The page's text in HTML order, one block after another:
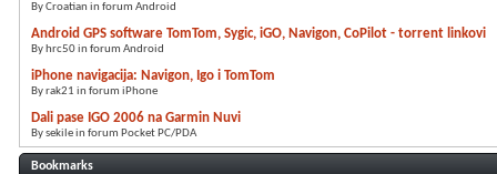
By Croatian in forum Android
Android GPS software TomTom, Sygic, iGO, Navigon, CoPilot - torrent linkovi
By hrc50 in forum Android
iPhone navigacija: Navigon, Igo i TomTom
By rak21 in forum iPhone
Dali pase IGO 2006 na Garmin Nuvi
By sekile in forum Pocket PC/PDA
Bookmarks